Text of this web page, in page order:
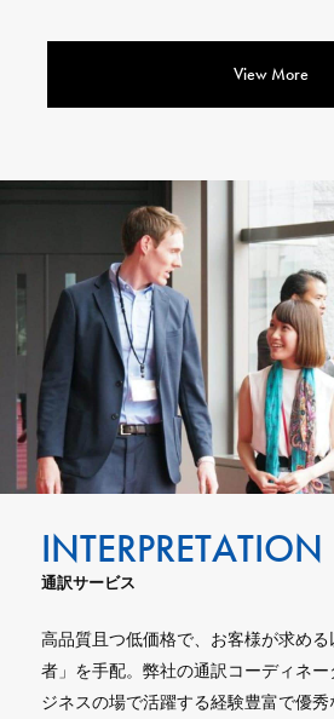
View More
通訳サービス
高品質且つ低価格で、お客様が求め
者」を手配。弊社の通訳コーディネ
ジネスの場で活躍する経験豊富で優